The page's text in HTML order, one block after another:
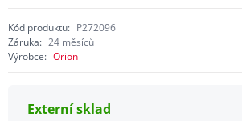
Kód produktu: P272096
Záruka: 24 měsíců
Výrobce: Orion
Externí sklad